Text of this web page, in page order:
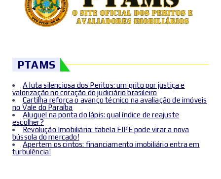
PTAMS
A luta silenciosa dos Peritos: um grito por justiça e
valorização no coração do judiciário brasileiro
Cartilha reforça o avanço técnico na avaliação de imóveis
no Vale do Paraíba
Aluguel na ponta do lápis: qual índice de reajuste
escolher?
Revolução Imobiliária: tabela FIPE pode virar a nova
bússola do mercado!
Apertem os cintos: financiamento imobiliário entra em
turbulência!